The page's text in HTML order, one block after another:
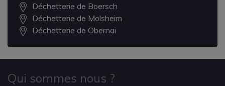
Déchetterie de Boersch
Déchetterie de Molsheim
Déchetterie de Obernai
Qui sommes nous ?